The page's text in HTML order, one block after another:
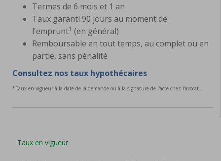
Termes de 6 mois et 1 an
Taux garanti 90 jours au moment de
l'emprunt1 (en général)
Remboursable en tout temps, au complet ou en
partie, sans pénalité
Consultez nos taux hypothécaires
1 Taux en vigueur à la date de la demande ou à la signature de l'acte chez l'avocat.
Taux en vigueur